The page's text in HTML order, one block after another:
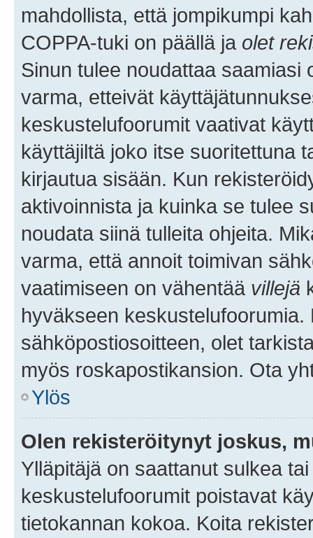
mahdollista, että jompikumpi
COPPA-tuki on päällä ja olet
Sinun tulee noudattaa saamiasi
varma, etteivät
keskustelufoorumit vaativat
käyttäjiltä joko itse suoritettuna
kirjautua sisään. Kun
aktivoinnista ja kuinka se tulee
noudata siinä tulleita ohjeita.
varma, että annoit toimivan
vaatimiseen on vähentää villejä
hyväkseen
sähköpostiosoitteen, olet
myös roskapostikansion. Ota
Ylös
Olen rekisteröitynyt joskus,
Ylläpitäjä on saattanut sulkea
keskustelufoorumit poistavat
tietokannan kokoa. Koita